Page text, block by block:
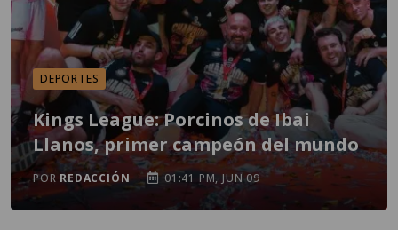
DEPORTES
Kings League: Porcinos de Ibai
Llanos, primer campeón del mundo
POR REDACCIÓN 01:41 PM, JUN 09